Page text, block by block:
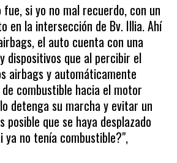
si yo no mal recuerdo, con un
en la intersección de Bv. Illia. Ahí
el auto cuenta con una
dispositivos que al percibir el
airbags y automáticamente
combustible hacia el motor
detenga su marcha y evitar un
posible que se haya desplazado
ya no tenía combustible?",